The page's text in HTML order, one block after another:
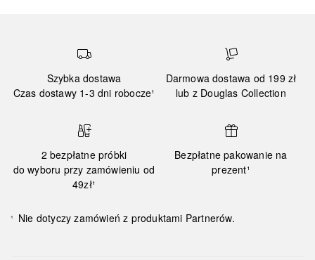
Szybka dostawa
Czas dostawy 1-3 dni robocze¹
Darmowa dostawa od 199 zł
lub z Douglas Collection
2 bezpłatne próbki
do wyboru przy zamówieniu od
49zł¹
Bezpłatne pakowanie na
prezent¹
¹ Nie dotyczy zamówień z produktami Partnerów.